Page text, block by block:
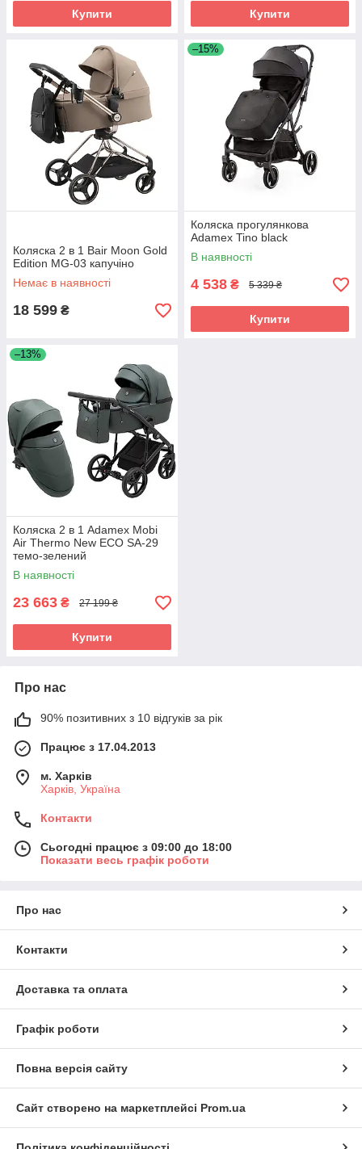
Купити Купити
Коляска 2 в 1 Bair Moon Gold
Edition MG-03 капучіно
Немає в наявності
18 599 ₴
–15%
Коляска прогулянкова
Adamex Tino black
В наявності
4 538 ₴ 5 339 ₴
Купити
–13%
Коляска 2 в 1 Adamex Mobi
Air Thermo New ECO SA-29
темо-зелений
В наявності
23 663 ₴ 27 199 ₴
Купити
Про нас
90% позитивних з 10 відгуків за рік
Працює з 17.04.2013
м. Харків
Харків, Україна
Контакти
Сьогодні працює з 09:00 до 18:00
Показати весь графік роботи
Про нас
Контакти
Доставка та оплата
Графік роботи
Повна версія сайту
Сайт створено на маркетплейсі Prom.ua